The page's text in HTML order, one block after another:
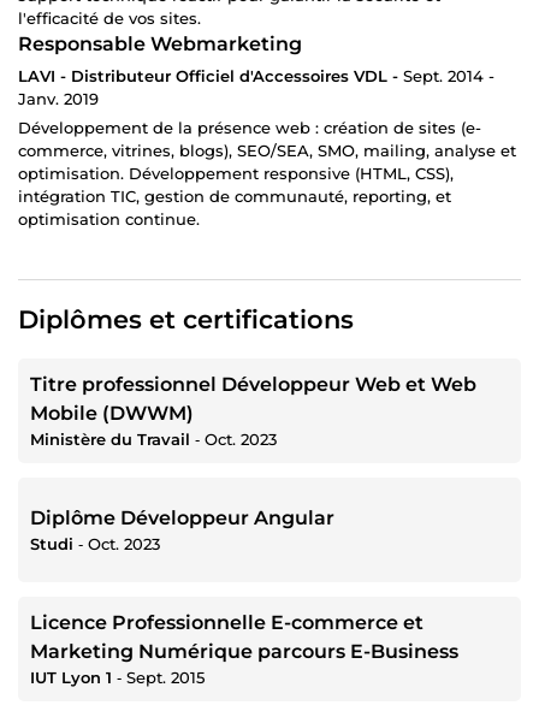
l'efficacité de vos sites.
Responsable Webmarketing
LAVI - Distributeur Officiel d'Accessoires VDL - Sept. 2014 -
Janv. 2019
Développement de la présence web : création de sites (e-
commerce, vitrines, blogs), SEO/SEA, SMO, mailing, analyse et
optimisation. Développement responsive (HTML, CSS),
intégration TIC, gestion de communauté, reporting, et
optimisation continue.
Diplômes et certifications
Titre professionnel Développeur Web et Web
Mobile (DWWM)
Ministère du Travail ‐ Oct. 2023
Diplôme Développeur Angular
Studi ‐ Oct. 2023
Licence Professionnelle E-commerce et
Marketing Numérique parcours E-Business
IUT Lyon 1 ‐ Sept. 2015